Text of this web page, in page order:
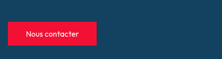
Nous contacter